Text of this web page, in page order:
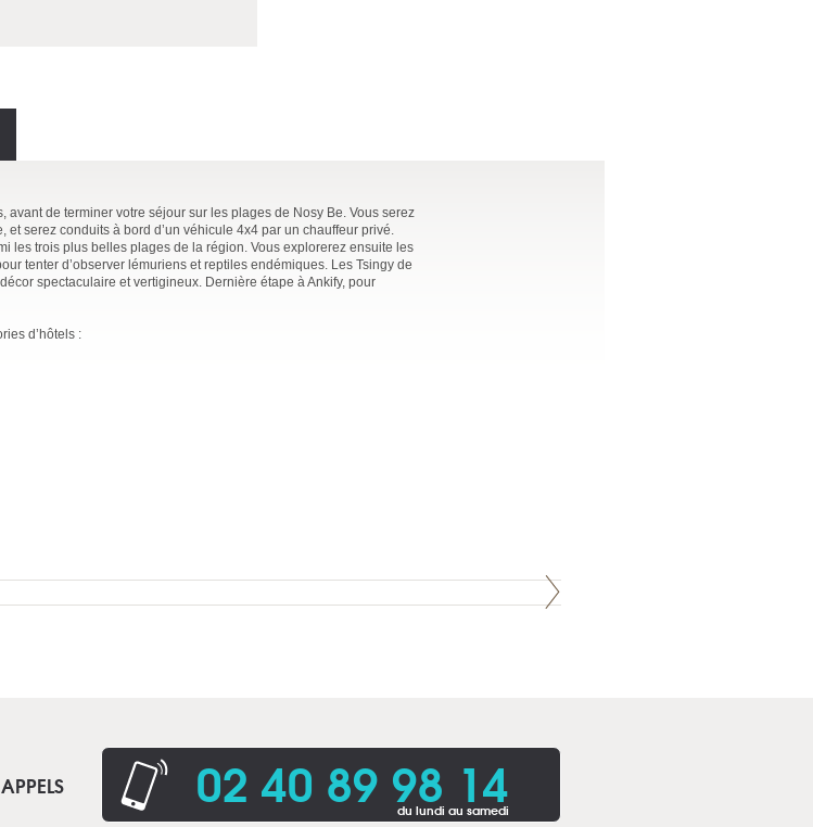
de terminer votre séjour sur les plages de Nosy Be. Vous serez
serez conduits à bord d’un véhicule 4x4 par un chauffeur privé.
les trois plus belles plages de la région. Vous explorerez ensuite les
tenter d’observer lémuriens et reptiles endémiques. Les Tsingy de
spectaculaire et vertigineux. Dernière étape à Ankify, pour
d’hôtels :
02 40 89 98 14
du lundi au samedi